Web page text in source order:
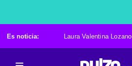
Es noticia: Laura Valentina Lozano